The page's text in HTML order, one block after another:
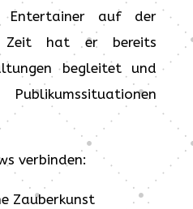
Entertainer auf der
Zeit hat er bereits
begleitet und
verbinden:
Zauberkunst